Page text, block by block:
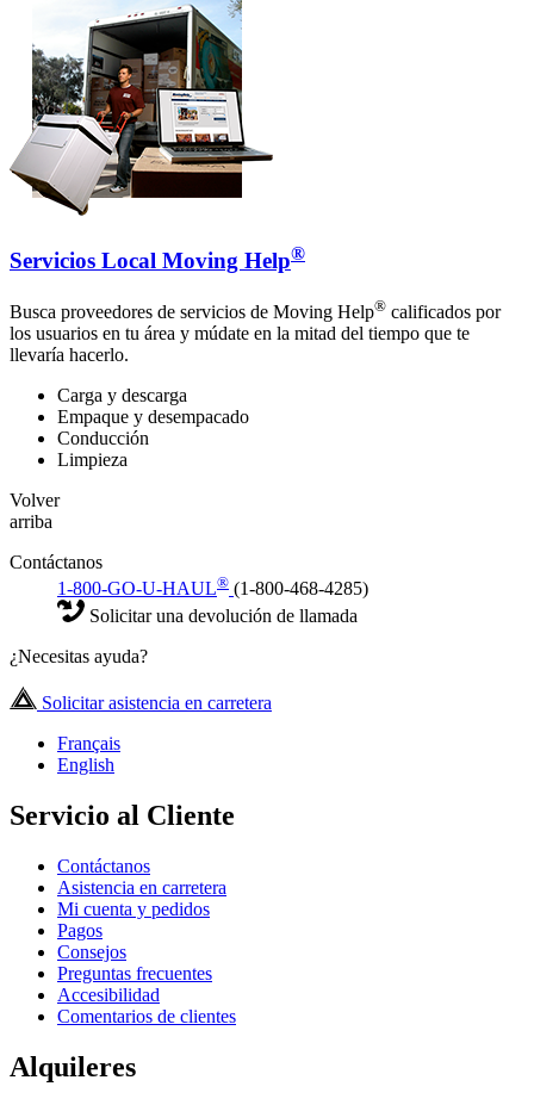
Servicios Local Moving Help®
Busca proveedores de servicios de Moving Help® calificados por
los usuarios en tu área y múdate en la mitad del tiempo que te
llevaría hacerlo.
Carga y descarga
Empaque y desempacado
Conducción
Limpieza
Volver
arriba
Contáctanos
1-800-GO-U-HAUL® (1-800-468-4285)
Solicitar una devolución de llamada
¿Necesitas ayuda?
Solicitar asistencia en carretera
Français
English
Servicio al Cliente
Contáctanos
Asistencia en carretera
Mi cuenta y pedidos
Pagos
Consejos
Preguntas frecuentes
Accesibilidad
Comentarios de clientes
Alquileres